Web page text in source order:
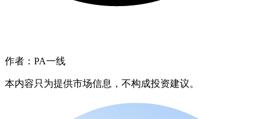
作者：PA一线
本内容只为提供市场信息，不构成投资建议。